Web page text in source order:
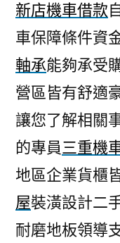
新店機車借款
車保障條件資
軸承能夠承受
營區皆有舒適
讓您了解相關
的專員三重機
地區企業貨櫃
屋裝潢設計二
耐磨地板領導